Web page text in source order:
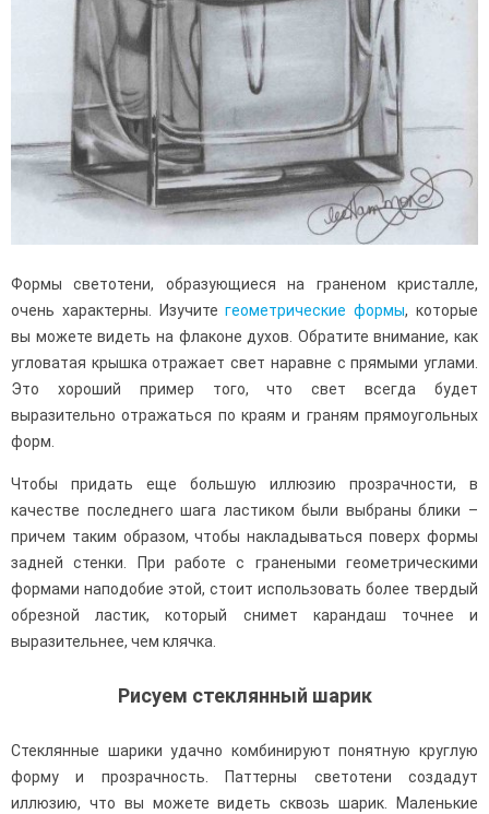
Формы светотени, образующиеся на граненом кристалле,
очень характерны. Изучитегеометрические формы, которые
вы можете видеть на флаконе духов. Обратите внимание, как
угловатая крышка отражает свет наравне с прямыми углами.
Это хороший пример того, что свет всегда будет
выразительно отражаться по краям и граням прямоугольных
форм.
Чтобы придать еще большую иллюзию прозрачности, в
качестве последнего шага ластиком были выбраны блики –
причем таким образом, чтобы накладываться поверх формы
задней стенки. При работе с гранеными геометрическими
формами наподобие этой, стоит использовать более твердый
обрезной ластик, который снимет карандаш точнее и
выразительнее, чем клячка.
Рисуем стеклянный шарик
Стеклянные шарики удачно комбинируют понятную круглую
форму и прозрачность. Паттерны светотени создадут
иллюзию, что вы можете видеть сквозь шарик. Маленькие